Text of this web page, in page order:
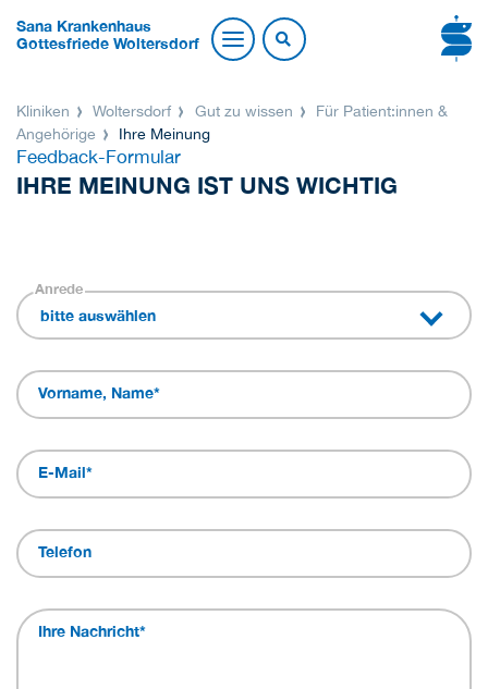
Sana Krankenhaus
Gottesfriede Woltersdorf
Kliniken Woltersdorf Gut zu wissen
Für Patient:innen &
Angehörige
Ihre Meinung
Feedback-Formular
IHRE MEINUNG IST UNS WICHTIG
Anrede
bitte auswählen
Vorname, Name*
E-Mail*
Telefon
Ihre Nachricht*